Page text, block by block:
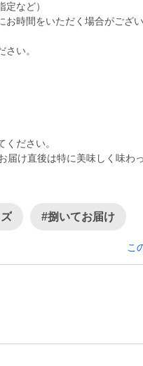
など）
時間をいただく場合がござい
い。
ださい。
け直後は特に美味しく味わ
#捌いてお届け
こ